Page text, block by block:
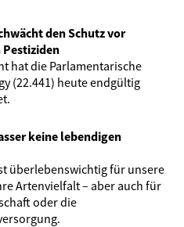
den Schutz vor
hat die Parlamentarische
(22.441) heute endgültig
keine lebendigen
überlebenswichtig für unsere
Artenvielfalt – aber auch für
oder die